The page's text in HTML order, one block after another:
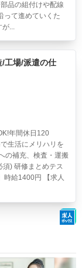
品の組付けや配線
って進めていくた
が...
工場/派遣の仕
年間休日120
生活にメリハリを
の補充、検査・運搬
) 研修まとめテス
時給1400円 【求人